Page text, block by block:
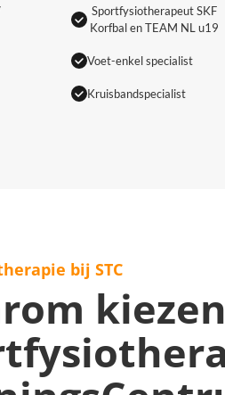
Sportfysiotherapeut SKF
Korfbal en TEAM NL u19
Voet-enkel specialist
Kruisbandspecialist
bij STC